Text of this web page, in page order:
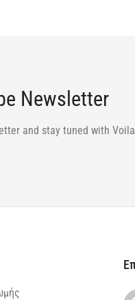
Newsletter
and stay tuned with Voila